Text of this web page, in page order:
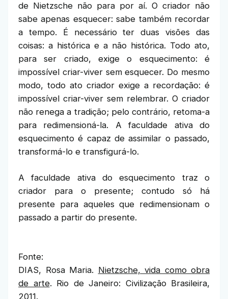
de Nietzsche não para por aí. O criador não
sabe apenas esquecer: sabe também recordar
a tempo. É necessário ter duas visões das
coisas: a histórica e a não histórica. Todo ato,
para ser criado, exige o esquecimento: é
impossível criar-viver sem esquecer. Do mesmo
modo, todo ato criador exige a recordação: é
impossível criar-viver sem relembrar. O criador
não renega a tradição; pelo contrário, retoma-a
para redimensioná-la. A faculdade ativa do
esquecimento é capaz de assimilar o passado,
transformá-lo e transfigurá-lo.
A faculdade ativa do esquecimento traz o
criador para o presente; contudo só há
presente para aqueles que redimensionam o
passado a partir do presente.
Fonte:
DIAS, Rosa Maria. Nietzsche, vida como obra
de arte. Rio de Janeiro: Civilização Brasileira,
2011.